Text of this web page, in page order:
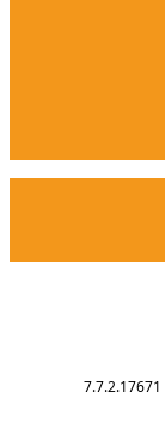
7.7.2.17671